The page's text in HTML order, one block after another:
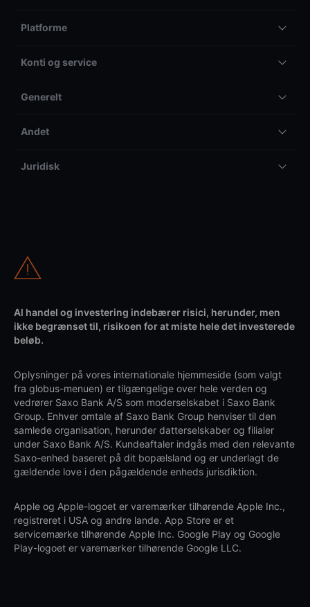
Platforme
Konti og service
Generelt
Andet
Juridisk
Al handel og investering indebærer risici, herunder, men
ikke begrænset til, risikoen for at miste hele det investerede
beløb.
Oplysninger på vores internationale hjemmeside (som valgt
fra globus-menuen) er tilgængelige over hele verden og
vedrører Saxo Bank A/S som moderselskabet i Saxo Bank
Group. Enhver omtale af Saxo Bank Group henviser til den
samlede organisation, herunder datterselskaber og filialer
under Saxo Bank A/S. Kundeaftaler indgås med den relevante
Saxo-enhed baseret på dit bopælsland og er underlagt de
gældende love i den pågældende enheds jurisdiktion.
Apple og Apple-logoet er varemærker tilhørende Apple Inc.,
registreret i USA og andre lande. App Store er et
servicemærke tilhørende Apple Inc. Google Play og Google
Play-logoet er varemærker tilhørende Google LLC.